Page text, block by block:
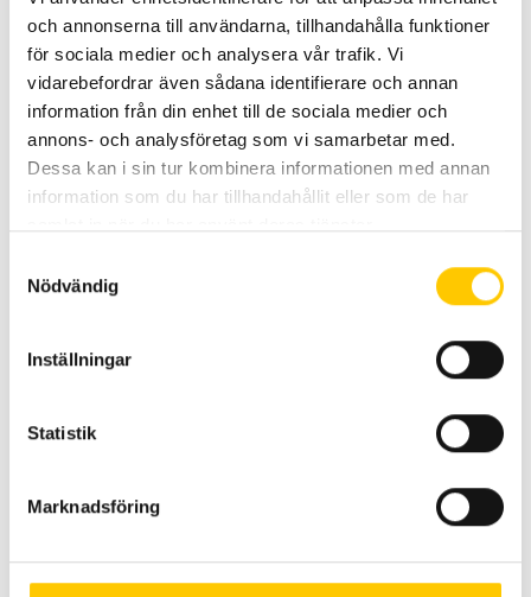
och annonserna till användarna, tillhandahålla funktioner
för sociala medier och analysera vår trafik. Vi
vidarebefordrar även sådana identifierare och annan
information från din enhet till de sociala medier och
annons- och analysföretag som vi samarbetar med.
Dessa kan i sin tur kombinera informationen med annan
information som du har tillhandahållit eller som de har
Nödvändig
Inställningar
Statistik
Marknadsföring
Jämför hur ljuset fördelas
Denna översikt hjälper dig att hitta rätt ljusbild.
Isoluxdiagrammen visar både bredd och längd.
Lux-skala
Varje ruta i diagrammen är 10x10m.